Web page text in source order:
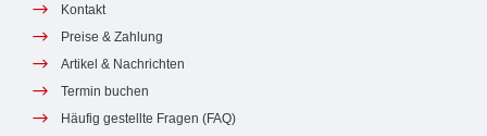
Kontakt
Preise & Zahlung
Artikel & Nachrichten
Termin buchen
Häufig gestellte Fragen (FAQ)